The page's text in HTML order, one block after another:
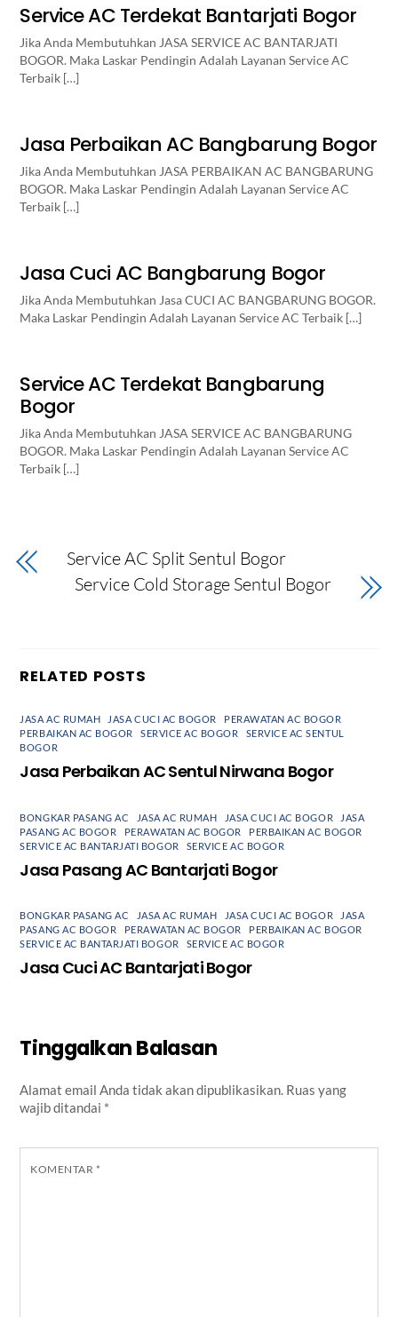
Service AC Terdekat Bantarjati Bogor
Jika Anda Membutuhkan JASA SERVICE AC BANTARJATI
BOGOR. Maka Laskar Pendingin Adalah Layanan Service AC
Terbaik […]
Jasa Perbaikan AC Bangbarung Bogor
Jika Anda Membutuhkan JASA PERBAIKAN AC BANGBARUNG
BOGOR. Maka Laskar Pendingin Adalah Layanan Service AC
Terbaik […]
Jasa Cuci AC Bangbarung Bogor
Jika Anda Membutuhkan Jasa CUCI AC BANGBARUNG BOGOR.
Maka Laskar Pendingin Adalah Layanan Service AC Terbaik […]
Service AC Terdekat Bangbarung
Bogor
Jika Anda Membutuhkan JASA SERVICE AC BANGBARUNG
BOGOR. Maka Laskar Pendingin Adalah Layanan Service AC
Terbaik […]
Service AC Split Sentul Bogor
Service Cold Storage Sentul Bogor
RELATED POSTS
JASA AC RUMAH JASA CUCI AC BOGOR PERAWATAN AC BOGOR
PERBAIKAN AC BOGOR
SERVICE AC BOGOR
SERVICE AC SENTUL
BOGOR
Jasa Perbaikan AC Sentul Nirwana Bogor
BONGKAR PASANG AC JASA AC RUMAH JASA CUCI AC BOGOR
JASA
PASANG AC BOGOR
PERAWATAN AC BOGOR PERBAIKAN AC BOGOR
SERVICE AC BANTARJATI BOGOR
SERVICE AC BOGOR
Jasa Pasang AC Bantarjati Bogor
BONGKAR PASANG AC JASA AC RUMAH JASA CUCI AC BOGOR
JASA
PASANG AC BOGOR
PERAWATAN AC BOGOR PERBAIKAN AC BOGOR
SERVICE AC BANTARJATI BOGOR
SERVICE AC BOGOR
Jasa Cuci AC Bantarjati Bogor
Tinggalkan Balasan
Alamat email Anda tidak akan dipublikasikan. Ruas yang
wajib ditandai *
KOMENTAR *